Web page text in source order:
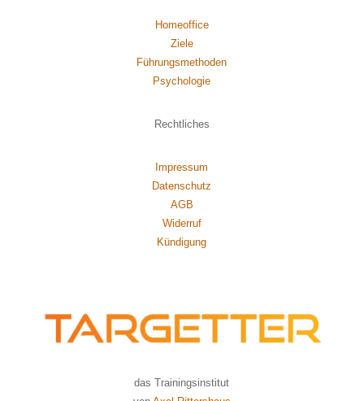
Homeoffice
Ziele
Führungsmethoden
Psychologie
Rechtliches
Impressum
Datenschutz
AGB
Widerruf
Kündigung
das Trainingsinstitut